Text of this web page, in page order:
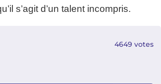
s’agit d’un talent incompris.
4649 votes